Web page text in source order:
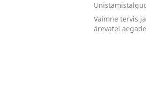
Vaimne tervis
ärevatel